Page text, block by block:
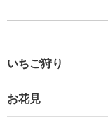
いちご狩り
お花見